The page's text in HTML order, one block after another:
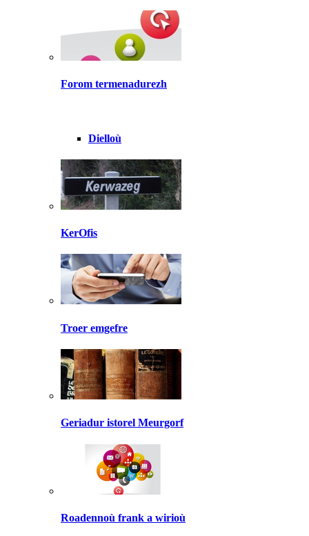
Forom termenadurezh
Dielloù
KerOfis
Troer emgefre
Geriadur istorel Meurgorf
Roadennoù frank a wirioù